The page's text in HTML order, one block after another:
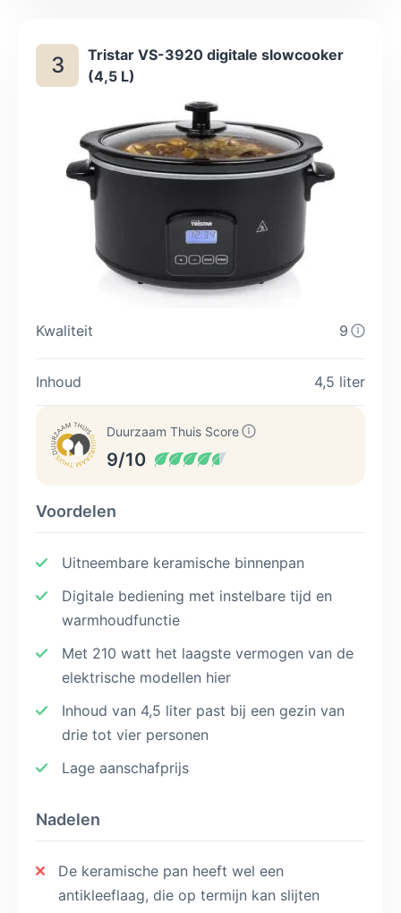
3
Tristar VS-3920 digitale slowcooker
(4,5 L)
Kwaliteit 9
Inhoud 4,5 liter
Duurzaam Thuis Score
9/10
Voordelen
Uitneembare keramische binnenpan
Digitale bediening met instelbare tijd en
warmhoudfunctie
Met 210 watt het laagste vermogen van de
elektrische modellen hier
Inhoud van 4,5 liter past bij een gezin van
drie tot vier personen
Lage aanschafprijs
Nadelen
De keramische pan heeft wel een
antikleeflaag, die op termijn kan slijten